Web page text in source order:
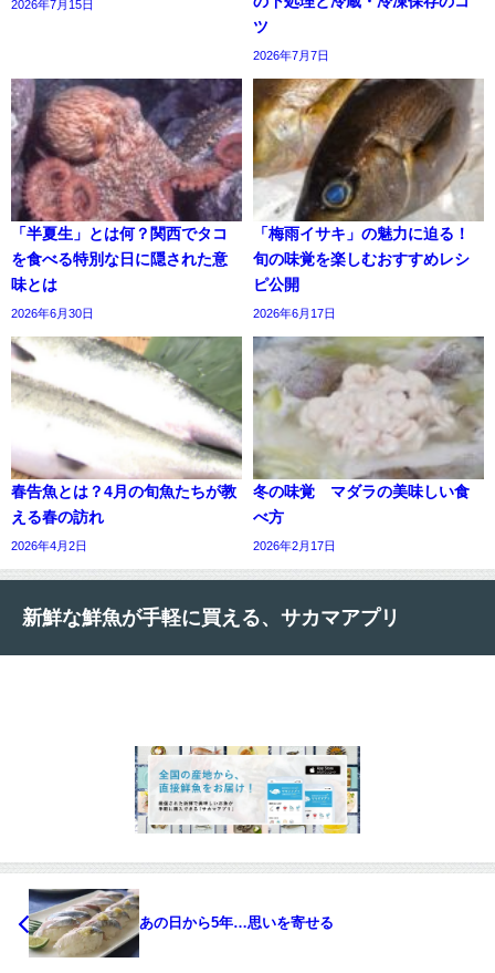
2026年7月15日
ツ
2026年7月7日
「半夏生」とは何？関西でタコ
を食べる特別な日に隠された意
味とは
2026年6月30日
「梅雨イサキ」の魅力に迫る！
旬の味覚を楽しむおすすめレシ
ピ公開
2026年6月17日
春告魚とは？4月の旬魚たちが教
える春の訪れ
2026年4月2日
冬の味覚 マダラの美味しい食
べ方
2026年2月17日
新鮮な鮮魚が手軽に買える、サカマアプリ
あの日から5年…思いを寄せる